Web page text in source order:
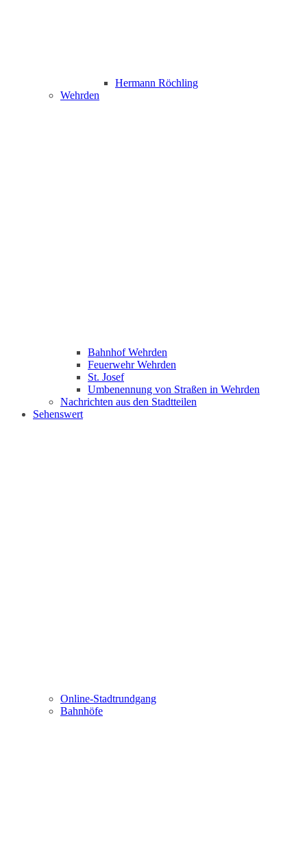
Hermann Röchling
Wehrden
Bahnhof Wehrden
Feuerwehr Wehrden
St. Josef
Umbenennung von Straßen in Wehrden
Nachrichten aus den Stadtteilen
Sehenswert
Online-Stadtrundgang
Bahnhöfe